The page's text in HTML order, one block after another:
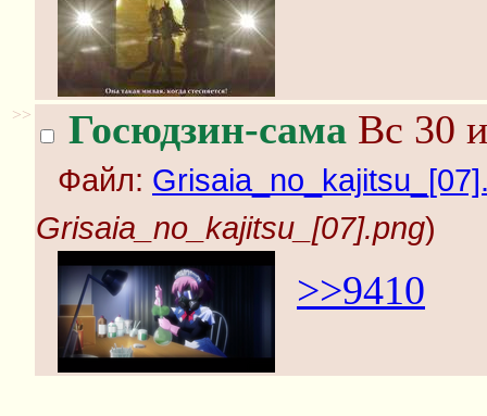
>> Госюдзин-сама Вс 30
Файл:
Grisaia_no_kajitsu_[07].png)
>>9410